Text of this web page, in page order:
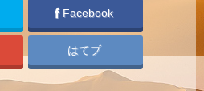
Facebook
はてブ